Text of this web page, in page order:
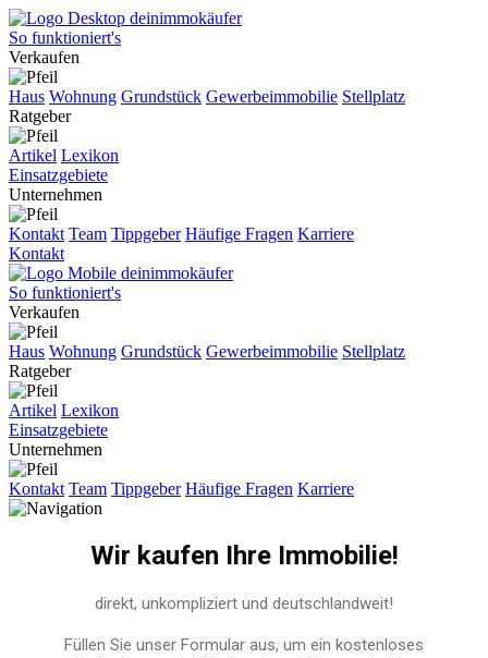
So funktioniert's
Verkaufen
Haus Wohnung Grundstück Gewerbeimmobilie Stellplatz
Ratgeber
Artikel Lexikon
Einsatzgebiete
Unternehmen
Kontakt Team Tippgeber Häufige Fragen Karriere
Kontakt
So funktioniert's
Verkaufen
Haus Wohnung Grundstück Gewerbeimmobilie Stellplatz
Ratgeber
Artikel Lexikon
Einsatzgebiete
Unternehmen
Kontakt Team Tippgeber Häufige Fragen Karriere